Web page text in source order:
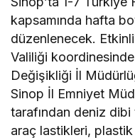
kapsamında hafta
düzenlenecek.
Valiliği
Değişikliği İl
Sinop İl Emniyet
tarafından deniz dibi
araç lastikleri,